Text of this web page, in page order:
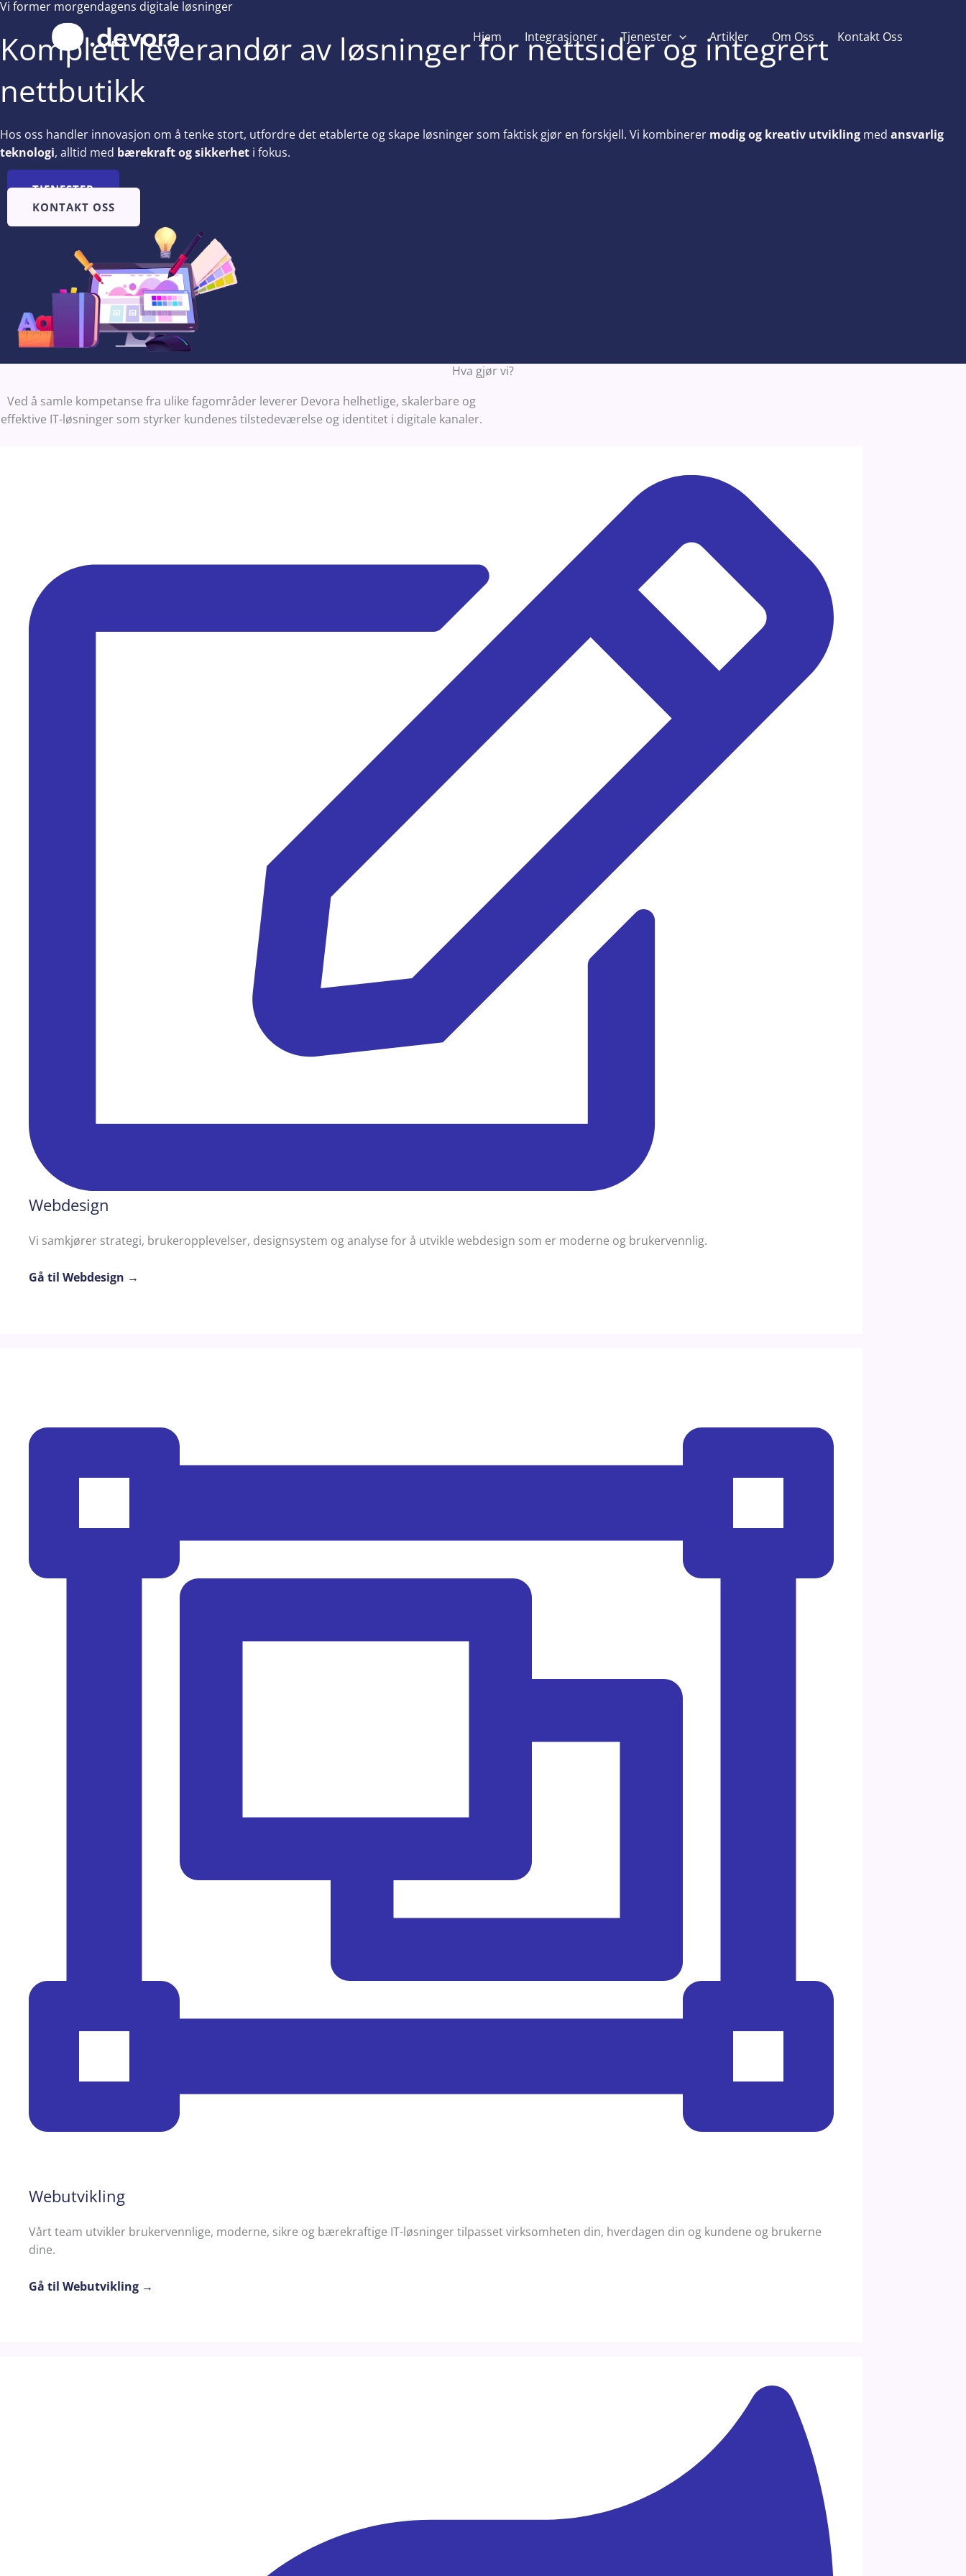
Hopp
til
innholdet
Hjem Integrasjoner Tjenester Artikler Om Oss Kontakt Oss
Vi former morgendagens digitale løsninger
Komplett leverandør av løsninger for nettsider og integrert
nettbutikk
Hos oss handler innovasjon om å tenke stort, utfordre det etablerte og skape løsninger som faktisk gjør en forskjell. Vi kombinerer modig og kreativ utvikling med ansvarlig
teknologi, alltid med bærekraft og sikkerhet i fokus.
TJENESTER
KONTAKT OSS
Hva gjør vi?
Ved å samle kompetanse fra ulike fagområder leverer Devora helhetlige, skalerbare og
effektive IT-løsninger som styrker kundenes tilstedeværelse og identitet i digitale kanaler.
Webdesign
Vi samkjører strategi, brukeropplevelser, designsystem og analyse for å utvikle webdesign som er moderne og brukervennlig.
Gå til Webdesign →
Webutvikling
Vårt team utvikler brukervennlige, moderne, sikre og bærekraftige IT-løsninger tilpasset virksomheten din, hverdagen din og kundene og brukerne
dine.
Gå til Webutvikling →